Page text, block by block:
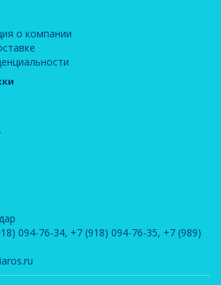
о компании
094-76-34, +7 (918) 094-76-35, +7 (989)